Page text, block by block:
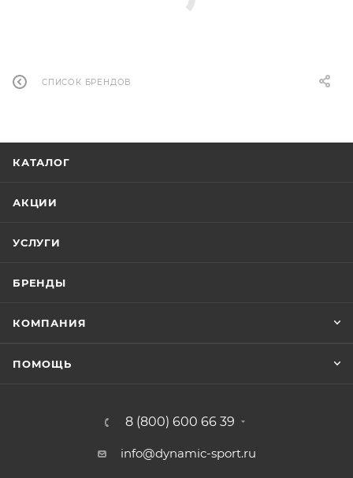
СПИСОК БРЕНДОВ
КАТАЛОГ
АКЦИИ
УСЛУГИ
БРЕНДЫ
КОМПАНИЯ
ПОМОЩЬ
8 (800) 600 66 39
info@dynamic-sport.ru